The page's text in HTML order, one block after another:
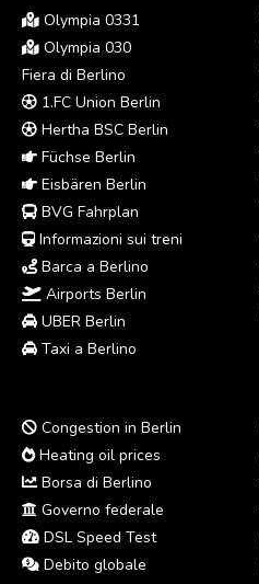
Olympia 0331
Olympia 030
Fiera di Berlino
1.FC Union Berlin
Hertha BSC Berlin
Füchse Berlin
Eisbären Berlin
BVG Fahrplan
Informazioni sui treni
Barca a Berlino
Airports Berlin
UBER Berlin
Taxi a Berlino
Congestion in Berlin
Heating oil prices
Borsa di Berlino
Governo federale
DSL Speed Test
Debito globale